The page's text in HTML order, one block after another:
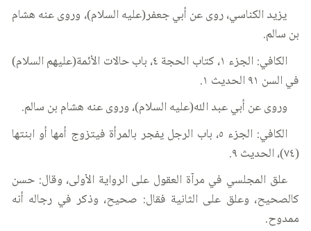
يزيد الكناسي، روى عن أبي جعفر(عليه السلام)، وروى عنه هشام
بن سالم.
الكافي: الجزء ١، كتاب الحجة ٤، باب حالات الأئمة(عليهم السلام)
في السن ٩١ الحديث ١.
وروى عن أبي عبد الله(عليه السلام)، وروى عنه هشام بن سالم.
الكافي: الجزء ٥، باب الرجل يفجر بالمرأة فيتزوج أمها أو ابنتها
(٧٤)، الحديث ٩.
علق المجلسي في مرآة العقول على الرواية الأولى، وقال: حسن
كالصحيح، وعلق على الثانية فقال: صحيح، وذكر في رجاله أنه
ممدوح.